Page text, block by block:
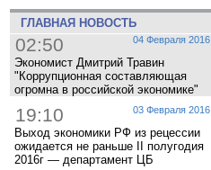
ГЛАВНАЯ НОВОСТЬ
04 Февраля 2016
02:50
Экономист Дмитрий Травин
"Коррупционная составляющая
огромна в российской экономике"
03 Февраля 2016
19:10
Выход экономики РФ из рецессии
ожидается не раньше II полугодия
2016г — департамент ЦБ